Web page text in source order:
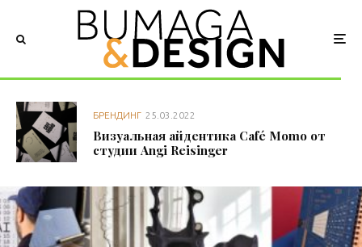
БРЕНДИНГ 25.03.2022
Визуальная айдентика Café Momo от
студии Angi Reisinger